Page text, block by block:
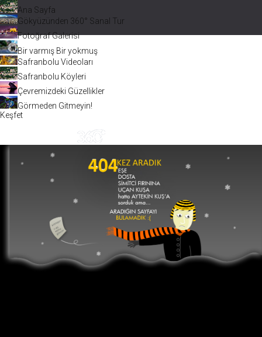
Ana Sayfa
Gökyüzünden 360° Sanal Tur
Fotoğraf Galerisi
Bir varmış Bir yokmuş
Safranbolu Videoları
Safranbolu Köyleri
Çevremizdeki Güzellikler
Görmeden Gitmeyin!
Keşfet